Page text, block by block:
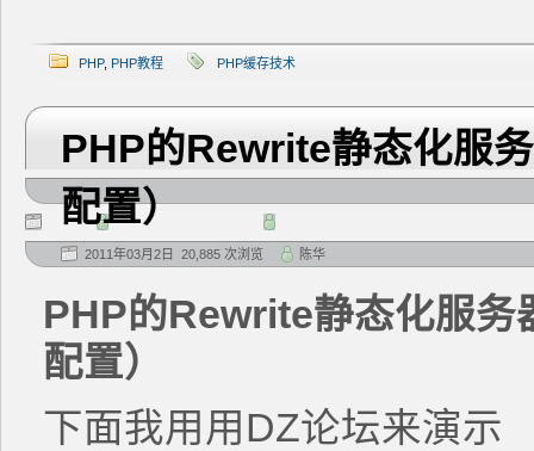
PHP, PHP教程 PHP缓存技术
PHP的Rewrite静态化服
配置）
2011年03月2日 20,885 次浏览 陈华
PHP的Rewrite静态化服务
配置）
下面我用用DZ论坛来演示